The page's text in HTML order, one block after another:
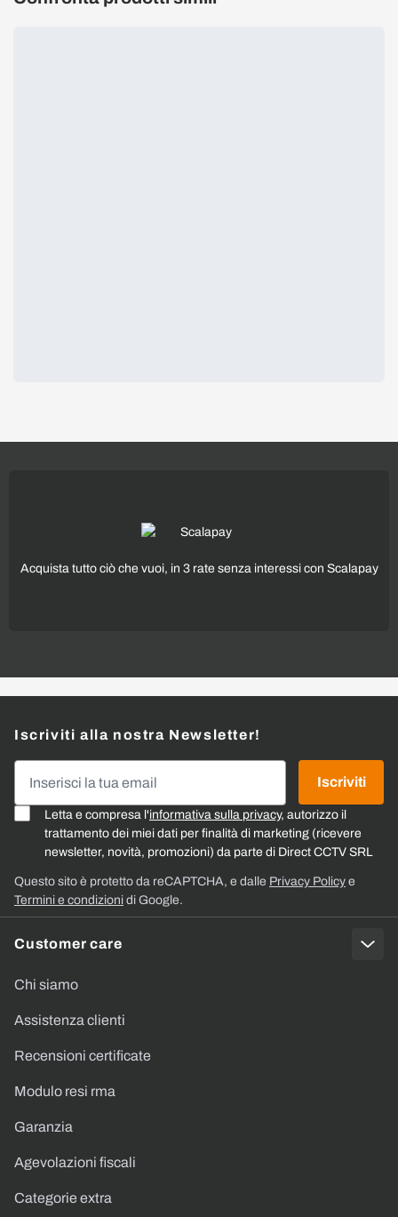
Acquista tutto ciò che vuoi, in 3 rate senza interessi con Scalapay
Customer care
Chi siamo
Assistenza clienti
Recensioni certificate
Modulo resi rma
Garanzia
Agevolazioni fiscali
Categorie extra
Iscriviti alla nostra Newsletter!
Letta e compresa l'informativa sulla privacy, autorizzo il
trattamento dei miei dati per finalità di marketing (ricevere
newsletter, novità, promozioni) da parte di Direct CCTV SRL
Iscriviti
Questo sito è protetto da reCAPTCHA, e dalle Privacy Policy e
Termini e condizioni di Google.